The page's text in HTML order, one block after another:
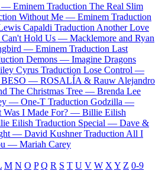
— Eminem Traduction The Real Slim
Without Me — Eminem Traduction
Capaldi Traduction Another Love
Can't Hold Us — Macklemore and Ryan
— Eminem Traduction Last
Demons — Imagine Dragons
Cyrus Traduction Lose Control —
BESO — ROSALÍA & Rauw Alejandro
The Christmas Tree — Brenda Lee
— One-T Traduction Godzilla —
Was I Made For? — Billie Eilish
Eilish Traduction Special — Dave &
— David Kushner Traduction All I
— Mariah Carey
M N O P Q R S T U V W X Y Z 0-9